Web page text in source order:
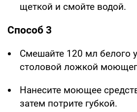
щеткой и смойте водой.
Способ 3
Смешайте 120 мл белого
столовой ложкой
Нанесите моющее
затем потрите губкой.